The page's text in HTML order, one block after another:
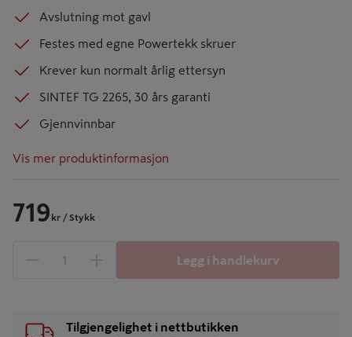
Avslutning mot gavl
Festes med egne Powertekk skruer
Krever kun normalt årlig ettersyn
SINTEF TG 2265, 30 års garanti
Gjennvinnbar
Vis mer produktinformasjon
719 kr / Stykk
1 produkter
Legg i handlekurv
Tilgjengelighet i nettbutikken